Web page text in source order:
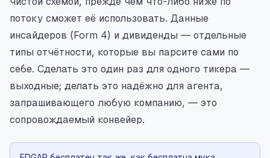
потоку сможет её использовать. Данные
инсайдеров (Form 4) и дивиденды — отдельные
типы отчётности, которые вы парсите сами по
себе. Сделать это один раз для одного тикера —
выходные; делать это надёжно для агента,
запрашивающего любую компанию, — это
сопровождаемый конвейер.